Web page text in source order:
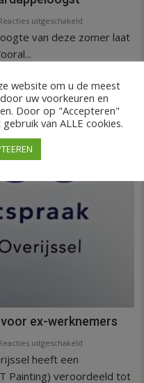
uitgeschakeld
VIDEO
aardappeloogst
van deze zomer laat
ex-werknemers
uitgeschakeld
75.000
heeft een
Painting) veroordeeld tot
website om u de meest
uw voorkeuren en
Door op "Accepteren"
van ALLE cookies.